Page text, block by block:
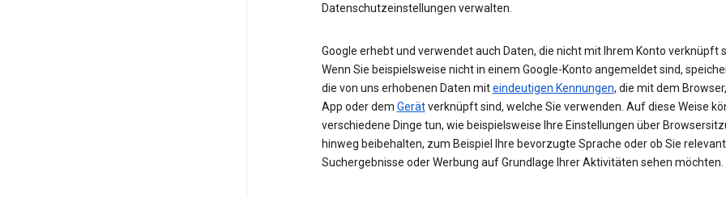
Datenschutzeinstellungen verwalten.
Google erhebt und verwendet auch Daten, die nicht mit Ihrem Konto verknüpft
Wenn Sie beispielsweise nicht in einem Google-Konto angemeldet sind,
die von uns erhobenen Daten miteindeutigen Kennungen, die mit dem
App oder dem Gerätverknüpft sind, welche Sie verwenden. Auf diese Weise
verschiedene Dinge tun, wie beispielsweise Ihre Einstellungen über
hinweg beibehalten, zum Beispiel Ihre bevorzugte Sprache oder ob Sie
Suchergebnisse oder Werbung auf Grundlage Ihrer Aktivitäten sehen möchten.